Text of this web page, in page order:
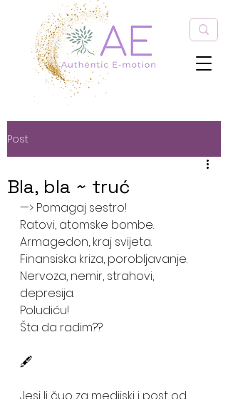
Post
Bla, bla ~ truć
—> Pomagaj sestro!
Ratovi, atomske bombe.
Armagedon, kraj svijeta.
Finansiska kriza, porobljavanje.
Nervoza, nemir, strahovi,
depresija.
Poludiću!
Šta da radim??
🖋️